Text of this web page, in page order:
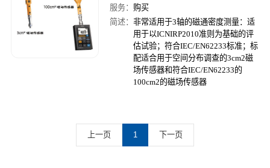
服务： 购买
简述：非常适用于3轴的磁通密度测量：适
用于以ICNIRP2010准则为基础的评
估试验；符合IEC/EN62233标准；标
配适合用于空间分布调查的3cm2磁
场传感器和符合IEC/EN62233的
100cm2的磁场传感器
上一页 1 下一页